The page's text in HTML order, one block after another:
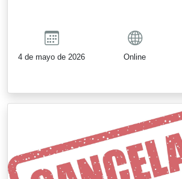
4 de mayo de 2026 Online